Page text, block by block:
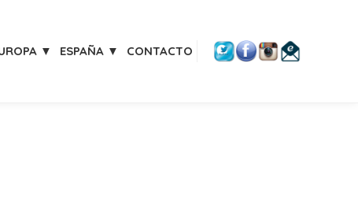
▼ ESPAÑA ▼ CONTACTO